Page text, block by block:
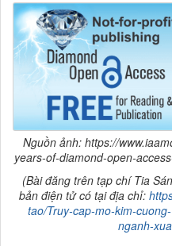
Nguồn ảnh: https://
years-of-diamond-open-
(Bài đăng trên tạp chí Tia
bản điện tử có tại địa chỉ:
tao/Truy-cap-mo-kim-
nganh-